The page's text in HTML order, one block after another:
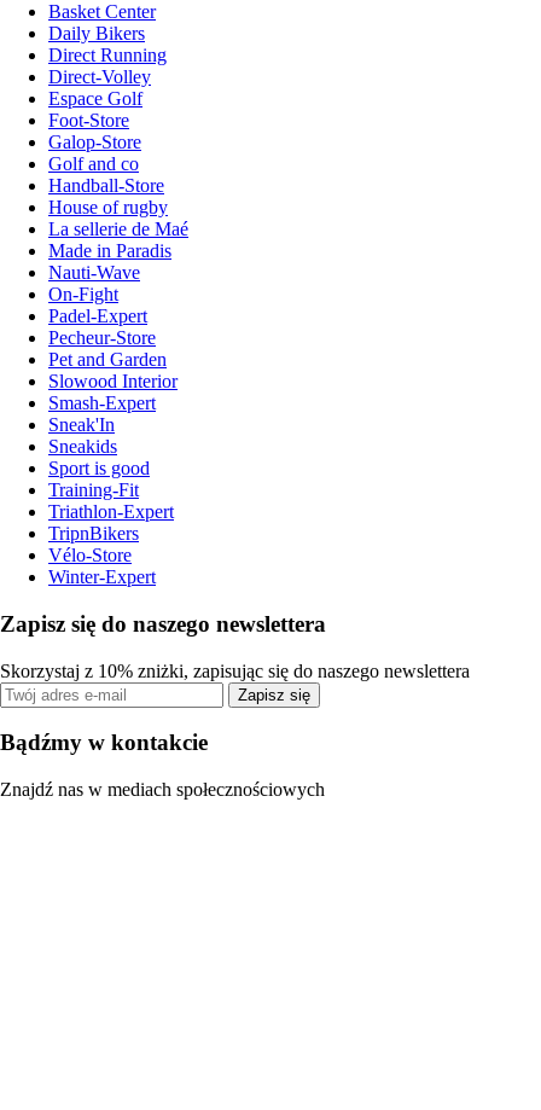
Basket Center
Daily Bikers
Direct Running
Direct-Volley
Espace Golf
Foot-Store
Galop-Store
Golf and co
Handball-Store
House of rugby
La sellerie de Maé
Made in Paradis
Nauti-Wave
On-Fight
Padel-Expert
Pecheur-Store
Pet and Garden
Slowood Interior
Smash-Expert
Sneak'In
Sneakids
Sport is good
Training-Fit
Triathlon-Expert
TripnBikers
Vélo-Store
Winter-Expert
Zapisz się do naszego newslettera
Skorzystaj z 10% zniżki, zapisując się do naszego newslettera
Zapisz się
Bądźmy w kontakcie
Znajdź nas w mediach społecznościowych